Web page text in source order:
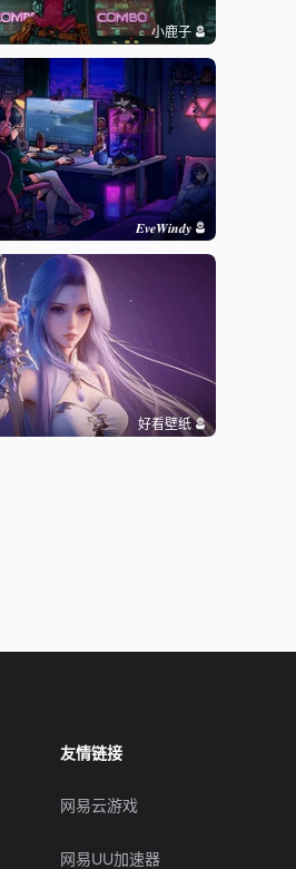
小鹿子
𝑬𝒗𝒆𝑾𝒊𝒏𝒅𝒚
好看壁纸
友情链接
网易云游戏
网易UU加速器